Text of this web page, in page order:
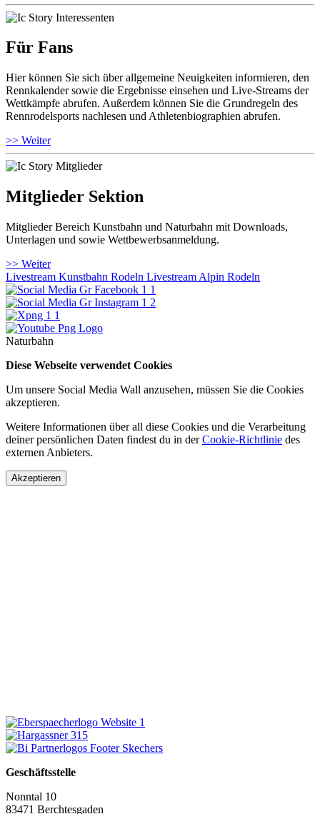
Für Fans
Hier können Sie sich über allgemeine Neuigkeiten informieren, den
Rennkalender sowie die Ergebnisse einsehen und Live-Streams der
Wettkämpfe abrufen. Außerdem können Sie die Grundregeln des
Rennrodelsports nachlesen und Athletenbiographien abrufen.
>> Weiter
Mitglieder Sektion
Mitglieder Bereich Kunstbahn und Naturbahn mit Downloads,
Unterlagen und sowie Wettbewerbsanmeldung.
>> Weiter
Livestream Kunstbahn Rodeln Livestream Alpin Rodeln
Naturbahn
Diese Webseite verwendet Cookies
Um unsere Social Media Wall anzusehen, müssen Sie die Cookies
akzeptieren.
Weitere Informationen über all diese Cookies und die Verarbeitung
deiner persönlichen Daten findest du in derCookie-Richtlinie des
externen Anbieters.
Akzeptieren
Geschäftsstelle
Nonntal 10
83471 Berchtesgaden